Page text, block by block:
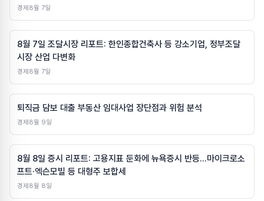
경제8월 7일
8월 7일 조달시장 리포트: 한인종합건축사 등 강소기업, 정부조달
시장 산업 다변화
경제8월 7일
퇴직금 담보 대출 부동산 임대사업 장단점과 위험 분석
경제8월 9일
8월 8일 증시 리포트: 고용지표 둔화에 뉴욕증시 반등…마이크로소
프트·엑슨모빌 등 대형주 보합세
경제8월 8일